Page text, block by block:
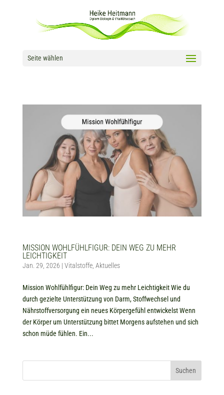
Seite wählen
MISSION WOHLFÜHLFIGUR: DEIN WEG ZU MEHR
LEICHTIGKEIT
Jan. 29, 2026 | Vitalstoffe, Aktuelles
Mission Wohlfühlfigur: Dein Weg zu mehr Leichtigkeit Wie du
durch gezielte Unterstützung von Darm, Stoffwechsel und
Nährstoffversorgung ein neues Körpergefühl entwickelst Wenn
der Körper um Unterstützung bittet Morgens aufstehen und sich
schon müde fühlen. Ein...
Suchen